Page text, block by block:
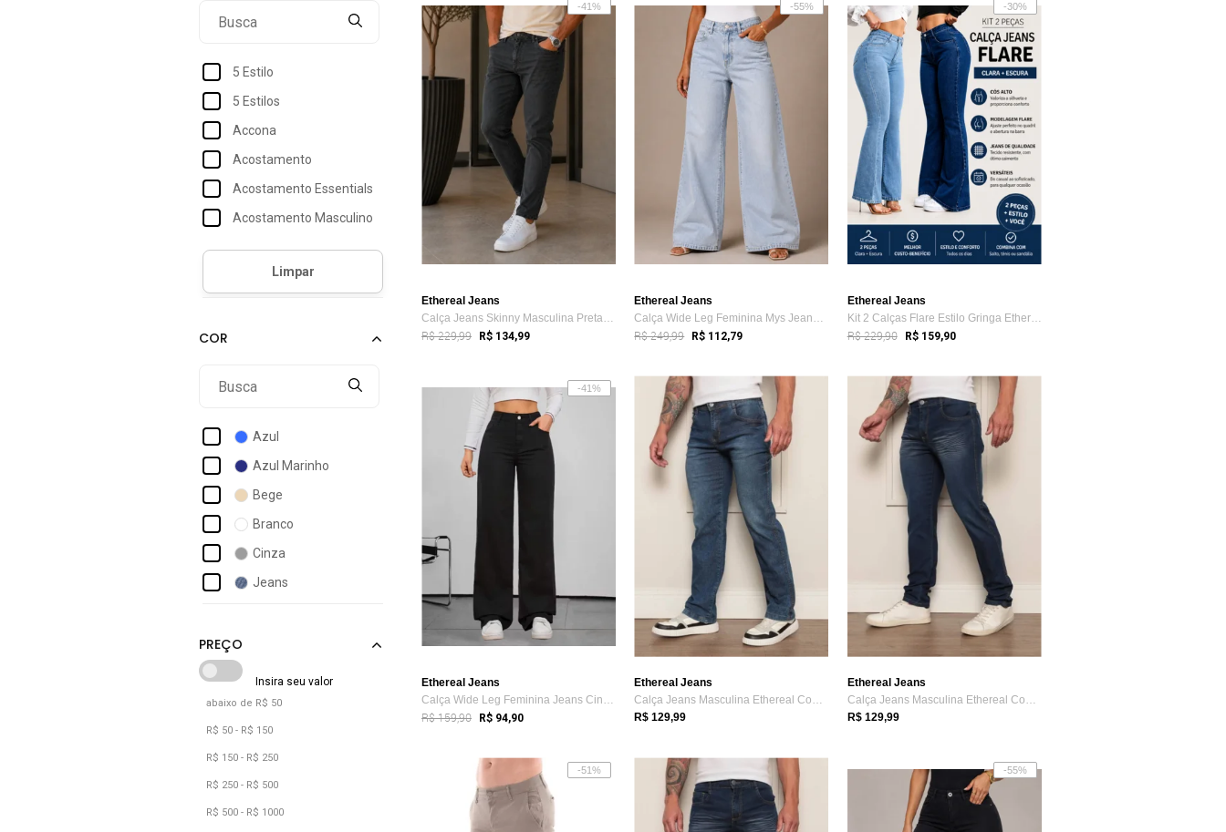
50
5 Estilo
5 Estilos
Accona
Acostamento
Acostamento Essentials
Acostamento Masculino
Act Feminino
Activitta
Adidas
Azul
Azul Marinho
Bege
Branco
Cinza
Jeans
abaixo de R$ 50
R$ 50 - R$ 150
R$ 150 - R$ 250
R$ 250 - R$ 500
R$ 500 - R$ 1000
-41%
Ethereal Jeans
Calça Jeans Skinny Masculina Preta Slim ...
R$ 229,99 R$ 134,99
-55%
Ethereal Jeans
Calça Wide Leg Feminina Mys Jeans Cintur...
R$ 249,99 R$ 112,79
-30%
Ethereal Jeans
Kit 2 Calças Flare Estilo Gringa Etherea...
R$ 229,90 R$ 159,90
-41%
Ethereal Jeans
Calça Wide Leg Feminina Jeans Cintura Al...
R$ 159,90 R$ 94,90
Ethereal Jeans
Calça Jeans Masculina Ethereal Com Elas...
R$ 129,99
Ethereal Jeans
Calça Jeans Masculina Ethereal Com Elast...
R$ 129,99
-51% -55%